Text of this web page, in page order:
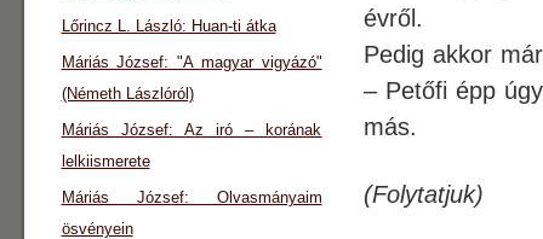
évről.
Pedig akkor
– Petőfi épp
más.
(Folytatjuk)
Lőrincz L. László: Huan-ti átka
Máriás József: "A magyar vigyázó"
(Németh Lászlóról)
Máriás József: Az iró – korának
lelkiismerete
Máriás József: Olvasmányaim
ösvényein